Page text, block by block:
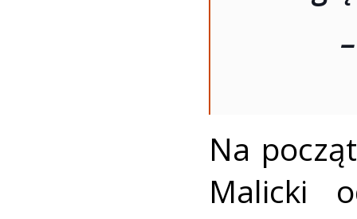
Na
Malicki